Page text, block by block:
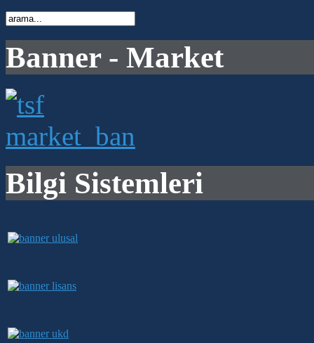
Banner - Market
Bilgi Sistemleri